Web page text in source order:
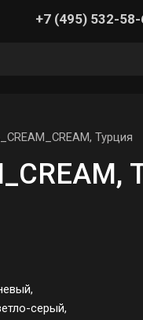
+7 (495) 532-
Турция
серый,